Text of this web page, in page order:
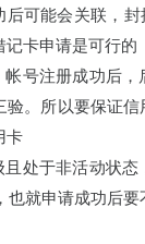
后可能会关联，
卡申请是可行的
号注册成功后
验。所以要保证
卡
处于非活动状
也就申请成功后